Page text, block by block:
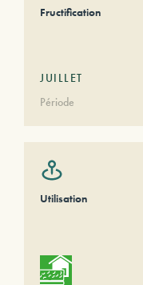
Fructification
JUILLET
Période
Utilisation